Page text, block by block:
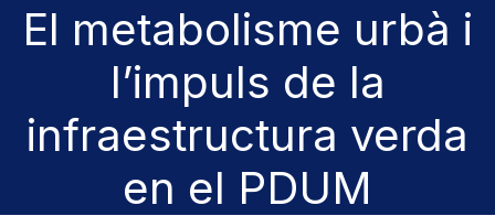
El metabolisme urbà i
l’impuls de la
infraestructura verda
en el PDUM